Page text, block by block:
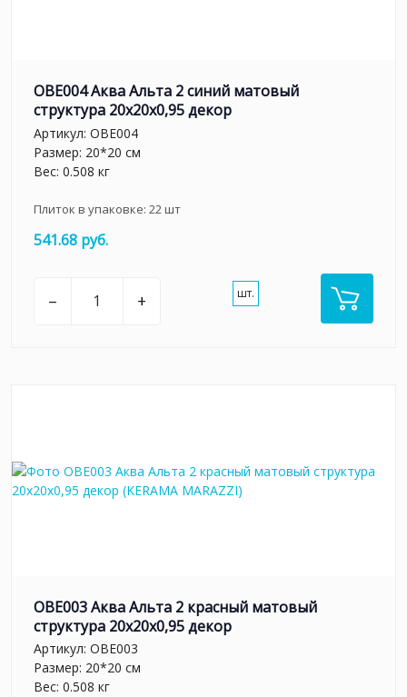
OBE004 Аква Альта 2 синий матовый
структура 20x20x0,95 декор
Артикул: OBE004
Размер: 20*20 см
Вес: 0.508 кг
Плиток в упаковке: 22шт
541.68 руб.
– + шт.
OBE003 Аква Альта 2 красный матовый
структура 20x20x0,95 декор
Артикул: OBE003
Размер: 20*20 см
Вес: 0.508 кг